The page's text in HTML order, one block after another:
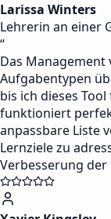
Larissa Winters
Lehrerin an einer
“
Das Management
Aufgabentypen
bis ich dieses
funktioniert
anpassbare Liste
Lernziele zu
Verbesserung